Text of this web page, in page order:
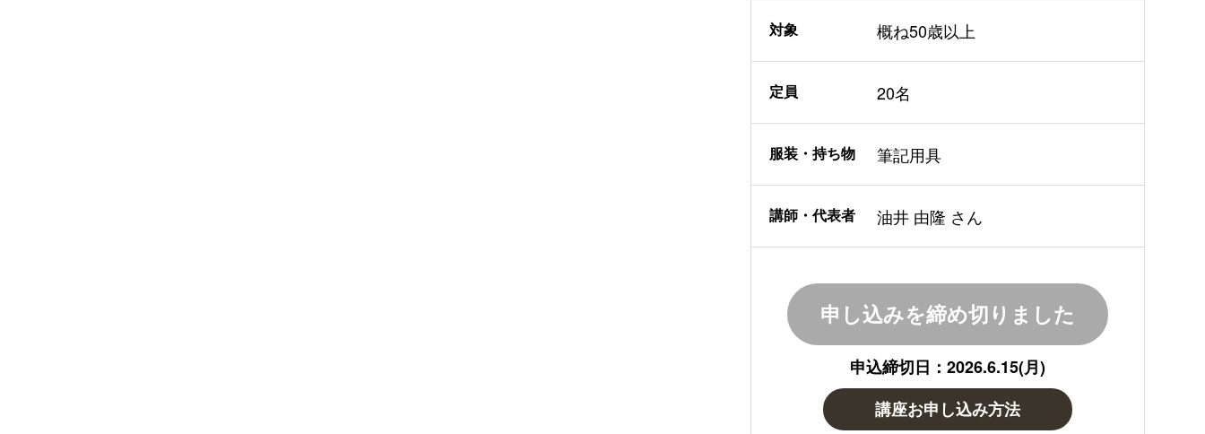
対象 概ね50歳以上
定員 20名
服装・持ち物 筆記用具
講師・代表者 油井 由隆 さん
申し込みを締め切りました
申込締切日：2026.6.15(月)
講座お申し込み方法